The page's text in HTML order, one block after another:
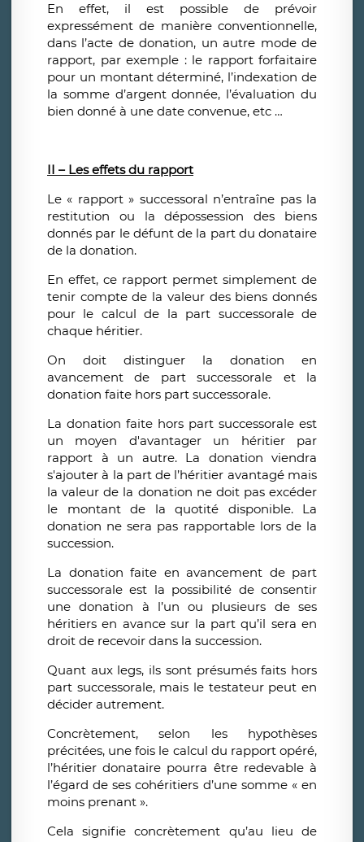
En effet, il est possible de prévoir
expressément de manière conventionnelle,
dans l’acte de donation, un autre mode de
rapport, par exemple : le rapport forfaitaire
pour un montant déterminé, l’indexation de
la somme d’argent donnée, l’évaluation du
bien donné à une date convenue, etc …
II – Les effets du rapport
Le « rapport » successoral n’entraîne pas la
restitution ou la dépossession des biens
donnés par le défunt de la part du donataire
de la donation.
En effet, ce rapport permet simplement de
tenir compte de la valeur des biens donnés
pour le calcul de la part successorale de
chaque héritier.
On doit distinguer la donation en
avancement de part successorale et la
donation faite hors part successorale.
La donation faite hors part successorale est
un moyen d'avantager un héritier par
rapport à un autre. La donation viendra
s'ajouter à la part de l’héritier avantagé mais
la valeur de la donation ne doit pas excéder
le montant de la quotité disponible. La
donation ne sera pas rapportable lors de la
succession.
La donation faite en avancement de part
successorale est la possibilité de consentir
une donation à l’un ou plusieurs de ses
héritiers en avance sur la part qu’il sera en
droit de recevoir dans la succession.
Quant aux legs, ils sont présumés faits hors
part successorale, mais le testateur peut en
décider autrement.
Concrètement, selon les hypothèses
précitées, une fois le calcul du rapport opéré,
l’héritier donataire pourra être redevable à
l’égard de ses cohéritiers d’une somme « en
moins prenant ».
Cela signifie concrètement qu’au lieu de